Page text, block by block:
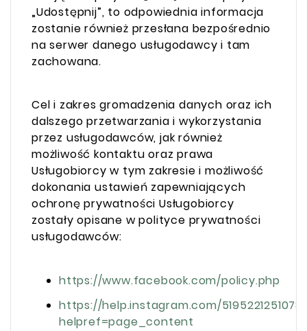
„Udostępnij”, to odpowiednia informacja
zostanie również przesłana bezpośrednio
na serwer danego usługodawcy i tam
zachowana.
Cel i zakres gromadzenia danych oraz ich
dalszego przetwarzania i wykorzystania
przez usługodawców, jak również
możliwość kontaktu oraz prawa
Usługobiorcy w tym zakresie i możliwość
dokonania ustawień zapewniających
ochronę prywatności Usługobiorcy
zostały opisane w polityce prywatności
usługodawców:
https://www.facebook.com/policy.php
https://help.instagram.com/
helpref=page_content